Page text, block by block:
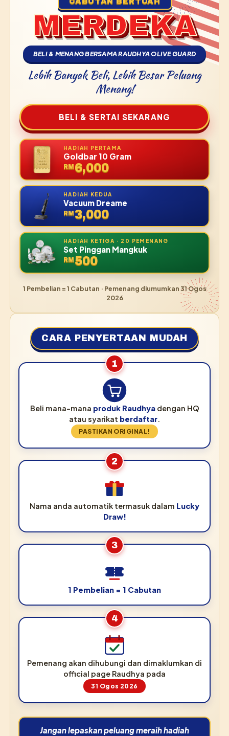
MERDEKA
BELI & MENANG BERSAMA RAUDHYA OLIVE GUARD
Lebih Banyak Beli, Lebih Besar Peluang
Menang!
BELI & SERTAI SEKARANG
HADIAH PERTAMA
Goldbar 10 Gram
RM 6,000
HADIAH KEDUA
Vacuum Dreame
RM 3,000
HADIAH KETIGA · 20 PEMENANG
Set Pinggan Mangkuk
RM 500
1 Pembelian = 1 Cabutan · Pemenang diumumkan 31 Ogos
2026
CARA PENYERTAAN MUDAH
1
Beli mana-mana produk Raudhyadengan HQ
atau syarikat berdaftar.
PASTIKAN ORIGINAL!
2
Nama anda automatik termasuk dalam Lucky
Draw!
3
1 Pembelian = 1 Cabutan
4
Pemenang akan dihubungi dan dimaklumkan di
official page Raudhya pada
31 Ogos 2026
Jangan lepaskan peluang meraih hadiah